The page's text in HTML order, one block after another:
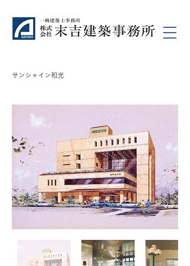
サンシャイン和光